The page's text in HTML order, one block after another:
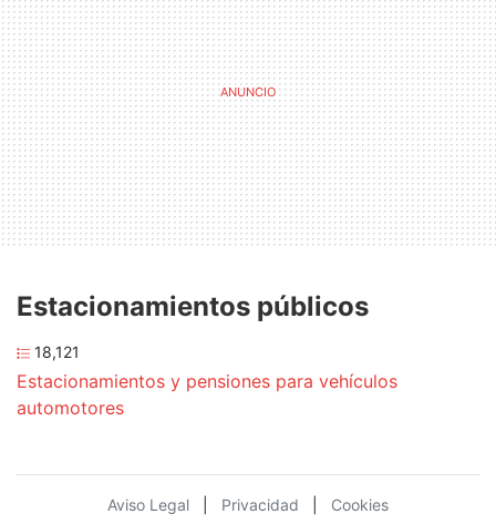
Estacionamientos públicos
18,121
Estacionamientos y pensiones para vehículos
automotores
Aviso Legal Privacidad Cookies